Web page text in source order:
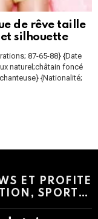
de rêve taille
silhouette
87-65-88} {Date
naturel;châtain foncé
{Nationalité;
ET PROFITE
SPORT…